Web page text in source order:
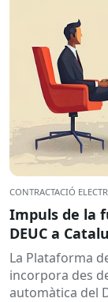
CONTRACTACIÓ
Impuls de la
DEUC a
La Plataforma
incorpora des
automàtica del